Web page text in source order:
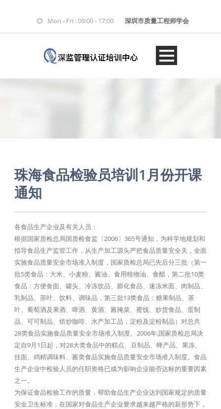
Mon - Fri : 09:00 - 17:00 深圳市质量工程师学会
珠海食品检验员培训1月份开课
通知
各食品生产企业及有关人员：
根据国家质检总局国质检食监〔2006〕365号通知，为科学地规划和
指导食品生产监管工作，从生产加工源头严把食品质量安全关，全面
实施食品质量安全市场准入制度，国家质检总局已先后分三批（第一
批5类食品：大米、小麦粉、酱油、食用植物油、食醋，第二批10类
食品：方便食面、罐头、冷冻饮品、膨化食品、速冻米面、肉制品、
乳制品、茶叶、饮料、调味品，第三批13类食品：糖果制品、茶
叶、葡萄酒及果酒、啤酒、黄酒、酱腌菜、蜜饯、炒货食品、蛋制
品、可可制品、焙炒咖啡、水产加工品，淀粉及淀粉制品）对总共
28类食品实施食品质量安全市场准入制度。2006年,国家质检总局决
定自9月1日起，对28大类食品中的糕点、豆制品、蜂产品、果冻、
挂面、鸡精调味料、酱类食品实施食品质量安全市场准入制度。食品
生产企业中检验人员的任职资格已成为影响企业能否达标的重要因素
之一。
为保证食品检验工作的质量，帮助食品生产企业达到国家规定的质量
安全卫生标准，在国家对食品生产企业要求越来越严格的新形势下，